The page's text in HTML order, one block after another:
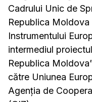
Cadrului Unic de
Republica
Instrumentului
intermediul
Republica
către Uniunea
Agenția de